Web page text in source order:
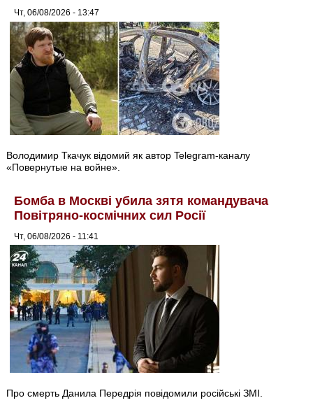
Чт, 06/08/2026 - 13:47
Володимир Ткачук відомий як автор Telegram-каналу
«Повернутые на войне».
Бомба в Москві убила зятя командувача
Повітряно-космічних сил Росії
Чт, 06/08/2026 - 11:41
Про смерть Данила Передрія повідомили російські ЗМІ.